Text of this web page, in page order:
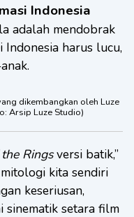
Indonesia
adalah mendobrak
harus lucu,
dikembangkan oleh Luze
Arsip Luze Studio)
Ringsversi batik,”
kita sendiri
keseriusan,
sinematik setara film